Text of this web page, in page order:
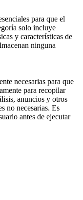
para que el
solo incluye
y características de
ninguna
necesarias para que
para recopilar
anuncios y otros
no necesarias. Es
antes de ejecutar